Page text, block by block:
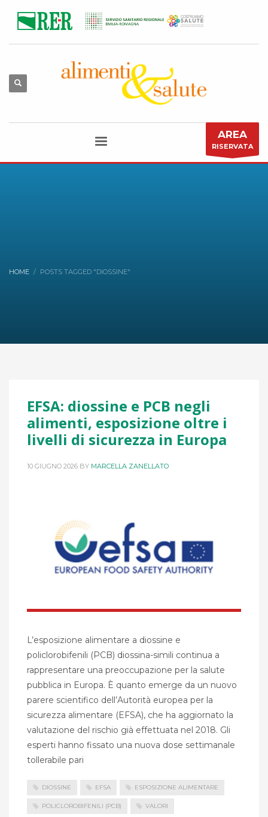
AREA
RISERVATA
HOME POSTS TAGGED "DIOSSINE"
EFSA: diossine e PCB negli
alimenti, esposizione oltre i
livelli di sicurezza in Europa
10 GIUGNO 2026 BY MARCELLA ZANELLATO
L’esposizione alimentare a diossine e
policlorobifenili (PCB) diossina-simili continua a
rappresentare una preoccupazione per la salute
pubblica in Europa. È quanto emerge da un nuovo
parere scientifico dell’Autorità europea per la
sicurezza alimentare (EFSA), che ha aggiornato la
valutazione del rischio già effettuata nel 2018. Gli
esperti hanno fissato una nuova dose settimanale
tollerabile pari
DIOSSINE EFSA ESPOSIZIONE ALIMENTARE
POLICLOROBIFENILI (PCB) VALORI